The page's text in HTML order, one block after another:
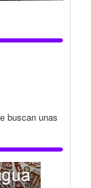
buscan unas